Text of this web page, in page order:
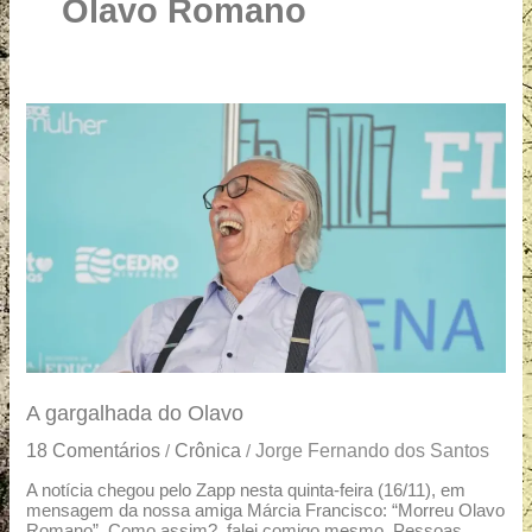
e
Olavo Romano
A gargalhada do Olavo
18 Comentários / Crônica /Jorge Fernando dos Santos
A notícia chegou pelo Zapp nesta quinta-feira (16/11), em
mensagem da nossa amiga Márcia Francisco: “Morreu Olavo
A
gargalhada